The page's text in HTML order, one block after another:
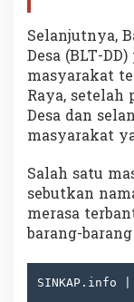
Selanjutnya,
Desa (BLT-
masyarakat
Raya, setelah
Desa dan
masyarakat
Salah satu
sebutkan
merasa
barang-
SINKAP.info